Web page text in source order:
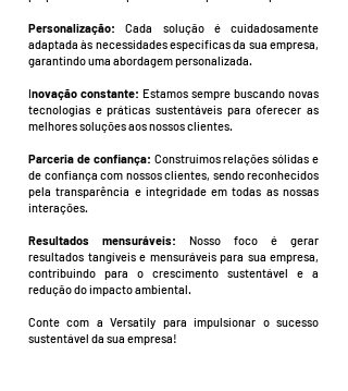
Personalização: Cada solução é cuidadosamente
adaptada às necessidades específicas da sua empresa,
garantindo uma abordagem personalizada.
Inovação constante: Estamos sempre buscando novas
tecnologias e práticas sustentáveis para oferecer as
melhores soluções aos nossos clientes.
Parceria de confiança: Construímos relações sólidas e
de confiança com nossos clientes, sendo reconhecidos
pela transparência e integridade em todas as nossas
interações.
Resultados mensuráveis: Nosso foco é gerar
resultados tangíveis e mensuráveis para sua empresa,
contribuindo para o crescimento sustentável e a
redução do impacto ambiental.
Conte com a Versatily para impulsionar o sucesso
sustentável da sua empresa!